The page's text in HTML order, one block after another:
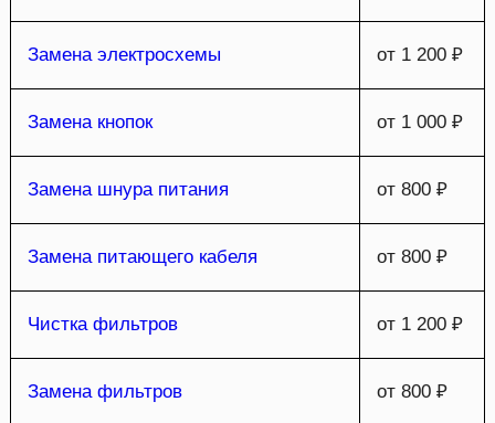
Замена электросхемы от 1 200 ₽
Замена кнопок от 1 000 ₽
Замена шнура питания от 800 ₽
Замена питающего кабеля от 800 ₽
Чистка фильтров от 1 200 ₽
Замена фильтров от 800 ₽